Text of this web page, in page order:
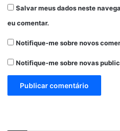
Salvar meus dados neste
eu comentar.
Notifique-me sobre novos
Notifique-me sobre novas